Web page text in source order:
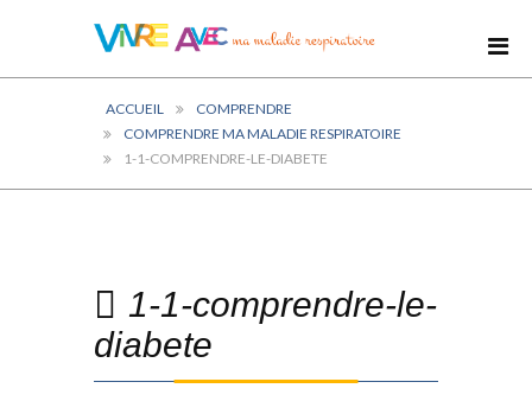
ACCUEIL
COMPRENDRE
COMPRENDRE MA MALADIE RESPIRATOIRE
1-1-COMPRENDRE-LE-DIABETE
1-1-comprendre-le-
diabete